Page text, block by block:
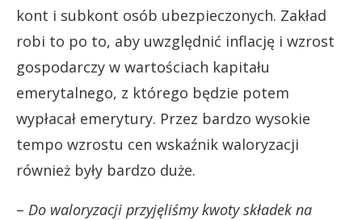
kont i subkont osób ubezpieczonych. Zakład
robi to po to, aby uwzględnić inflację i wzrost
gospodarczy w wartościach kapitału
emerytalnego, z którego będzie potem
wypłacał emerytury. Przez bardzo wysokie
tempo wzrostu cen wskaźnik waloryzacji
również były bardzo duże.
– Do waloryzacji przyjęliśmy kwoty składek na